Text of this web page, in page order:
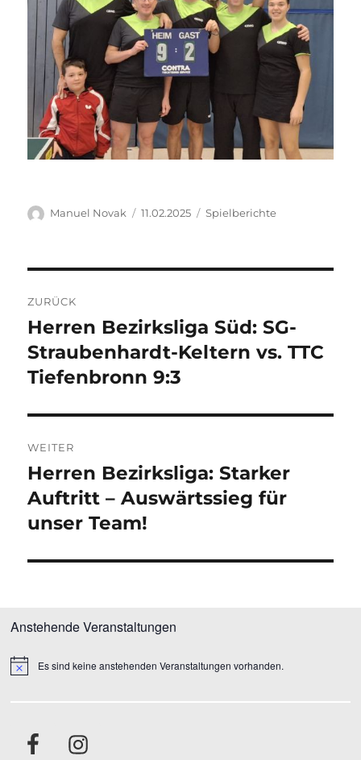
Autor
Manuel Novak
Veröffentlicht
11.02.2025 Kategorien
Spielberichte
ZURÜCK
Vorheriger
Beitrag:
Herren Bezirksliga Süd: SG-
Straubenhardt-Keltern vs. TTC
Tiefenbronn 9:3
WEITER
Nächster
Beitrag:
Herren Bezirksliga: Starker
Auftritt – Auswärtssieg für
unser Team!
Anstehende Veranstaltungen
H
Es sind keine anstehenden Veranstaltungen vorhanden.